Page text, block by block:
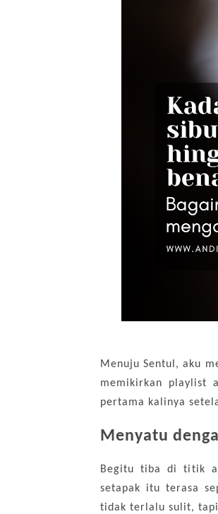
Menuju Sentul, aku
memikirkan playlist
pertama kalinya
Menyatu
Begitu tiba di titik
setapak itu terasa
tidak terlalu sulit, tapi